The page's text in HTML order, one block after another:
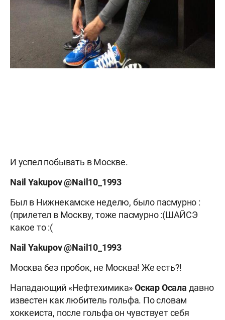
И успел побывать в Москве.
Nail Yakupov @Nail10_1993
Был в Нижнекамске неделю, было пасмурно :
(прилетел в Москву, тоже пасмурно :(ШАЙСЭ
какое то :(
Nail Yakupov @Nail10_1993
Москва без пробок, не Москва! Же есть?!
Нападающий «Нефтехимика»Оскар Осала давно
известен как любитель гольфа. По словам
хоккеиста, после гольфа он чувствует себя